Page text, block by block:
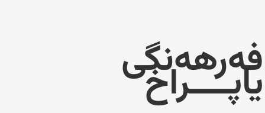
فەرهەنگی
یاپــــراخ